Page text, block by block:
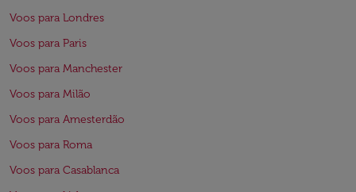
Voos para Londres
Voos para Paris
Voos para Manchester
Voos para Milão
Voos para Amesterdão
Voos para Roma
Voos para Casablanca